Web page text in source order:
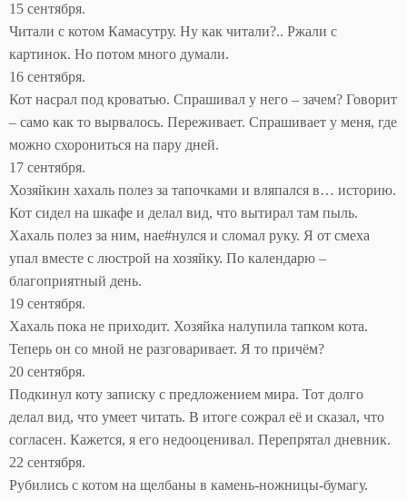
15 сентября.
Читали с котом Камасутру. Ну как читали?.. Ржали с
картинок. Но потом много думали.
16 сентября.
Кот насрал под кроватью. Спрашивал у него – зачем? Говорит
– само как то вырвалось. Переживает. Спрашивает у меня, где
можно схорониться на пару дней.
17 сентября.
Хозяйкин хахаль полез за тапочками и вляпался в… историю.
Кот сидел на шкафе и делал вид, что вытирал там пыль.
Хахаль полез за ним, нае#нулся и сломал руку. Я от смеха
упал вместе с люстрой на хозяйку. По календарю –
благоприятный день.
19 сентября.
Хахаль пока не приходит. Хозяйка налупила тапком кота.
Теперь он со мной не разговаривает. Я то причём?
20 сентября.
Подкинул коту записку с предложением мира. Тот долго
делал вид, что умеет читать. В итоге сожрал её и сказал, что
согласен. Кажется, я его недооценивал. Перепрятал дневник.
22 сентября.
Рубились с котом на щелбаны в камень-ножницы-бумагу.